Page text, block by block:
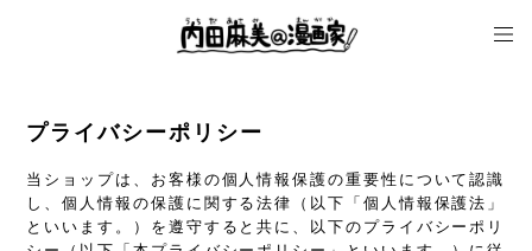
プライバシーポリシー
当ショップは、お客様の個人情報保護の重要性について認識
し、個人情報の保護に関する法律（以下「個人情報保護法」
といいます。）を遵守すると共に、以下のプライバシーポリ